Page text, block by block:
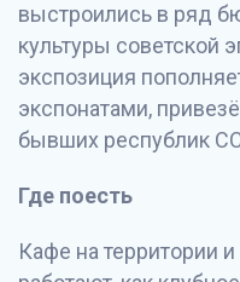
выстроились в ряд
культуры советской
экспозиция
экспонатами,
бывших республик
Где поесть
Кафе на территории